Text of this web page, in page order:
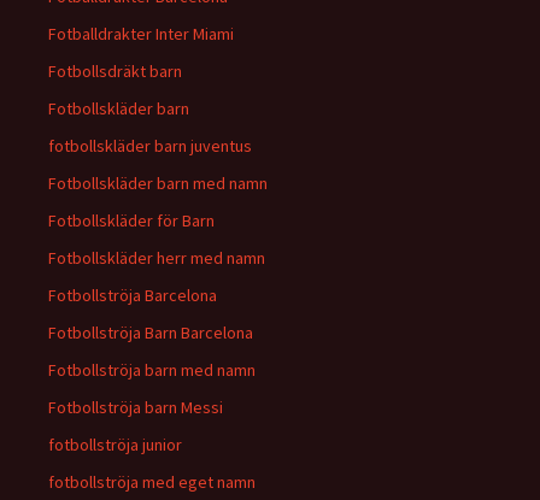
Fotballdrakter Inter Miami
Fotbollsdräkt barn
Fotbollskläder barn
fotbollskläder barn juventus
Fotbollskläder barn med namn
Fotbollskläder för Barn
Fotbollskläder herr med namn
Fotbollströja Barcelona
Fotbollströja Barn Barcelona
Fotbollströja barn med namn
Fotbollströja barn Messi
fotbollströja junior
fotbollströja med eget namn